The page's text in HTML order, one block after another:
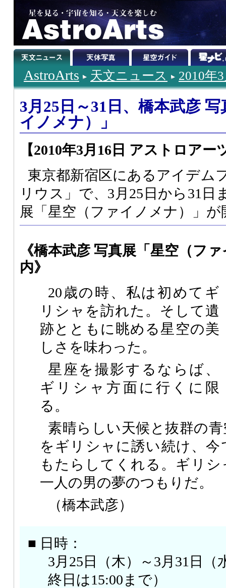
AstroArts 天文ニュース 2010年
3月25日～31日、橋本武彦
イノメナ）」
【2010年3月16日 アストロアー
東京都新宿区にあるアイデム
リウス」で、3月25日から31日
展「星空（ファイノメナ）」
《橋本武彦 写真展「星空（フ
内》
20歳の時、私は初めてギ
リシャを訪れた。そして遺
跡とともに眺める星空の美
しさを味わった。
星座を撮影するならば、
ギリシャ方面に行くに限
る。
素晴らしい天候と抜群の
をギリシャに誘い続け、
もたらしてくれる。ギリ
一人の男の夢のつもりだ。
（橋本武彦）
■ 日時：
3月25日（木）～3月31日（
終日は15:00まで）